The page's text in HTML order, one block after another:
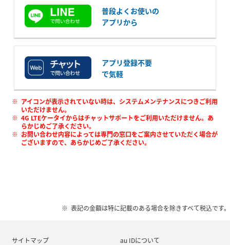
普段よくお使いの
アプリから
アプリ登録不要
で気軽
アイコンが表示されていない時は、システムメンテナンスにつきご利用
いただけません。
4G LTEケータイからはチャットサポートをご利用いただけません。あ
らかじめご了承ください。
お問い合わせ内容によっては専門の窓口をご案内させていただく場合が
ございますので、あらかじめご了承ください。
表記の金額は特に記載のある場合を除きすべて税込です。
サイトマップ au IDについて